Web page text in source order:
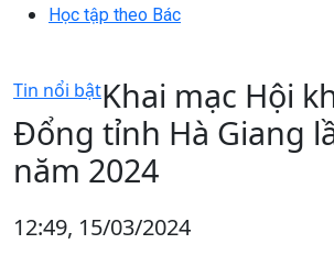
Học tập theo Bác
Tin nổi bậtKhai mạc Hội
Đổng tỉnh Hà Giang
năm 2024
12:49, 15/03/2024